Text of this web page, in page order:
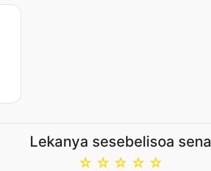
Lekanya sesebelisoa sena
☆
☆
☆
☆
☆